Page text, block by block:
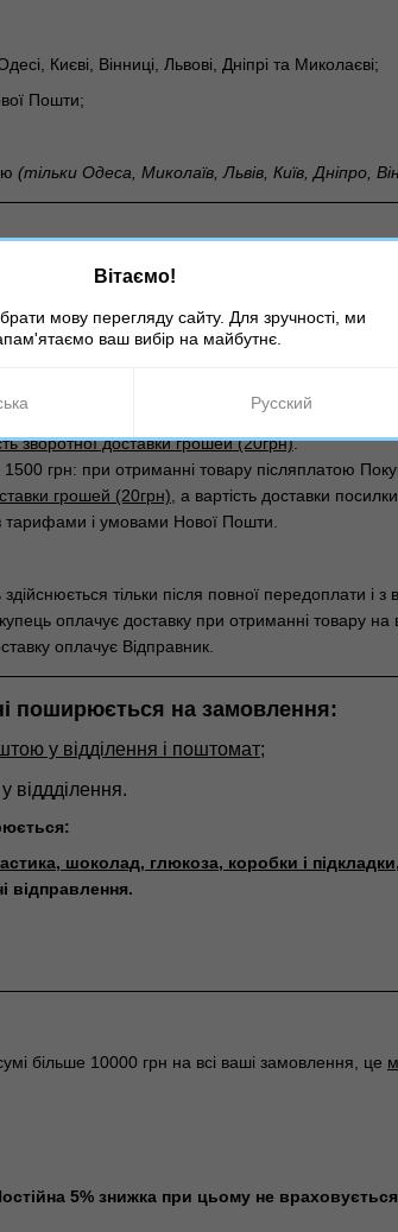
Києві, Вінниці, Львові, Дніпрі та Миколаєві;
Пошти;
(тільки Одеса, Миколаїв, Львів, Київ, Дніпро,
передоплата 200 грн!
післяплатою –
грн: при отриманні товару післяплатою
зворотної доставки грошей (20грн).
грн: при отриманні товару післяплатою
грошей (20грн), а вартість доставки
з тарифами і умовами Нової Пошти.
тільки після повної передоплати і з
оплачує доставку при отриманні товару на
оплачує Відправник.
поширюється на замовлення:
у відділення і поштомат;
віддділення.
шоколад, глюкоза, коробки і
відправлення.
більше 10000 грн на всі ваші замовлення, це
5% знижка при цьому не
Вітаємо!
мову перегляду сайту. Для зручності, ми
ваш вибір на майбутнє.
Русский